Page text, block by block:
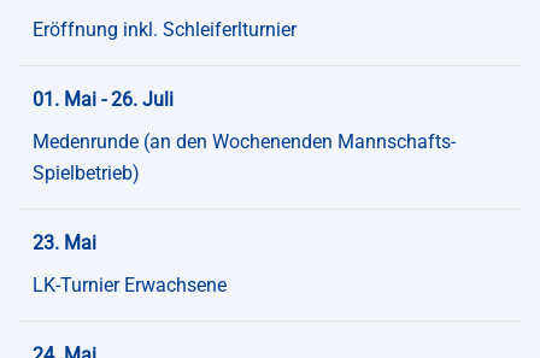
Eröffnung inkl. Schleiferlturnier
01. Mai - 26. Juli
Medenrunde (an den Wochenenden Mannschafts-
Spielbetrieb)
23. Mai
LK-Turnier Erwachsene